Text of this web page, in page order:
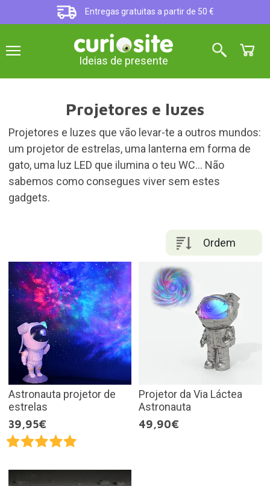
Entregas gratuitas a partir de 50 €
Ideias de presente
Projetores e luzes
Projetores e luzes que vão levar-te a outros mundos:
um projetor de estrelas, uma lanterna em forma de
gato, uma luz LED que ilumina o teu WC… Não
sabemos como consegues viver sem estes
gadgets.
Ordem
Astronauta projetor de
estrelas
39,95€
Projetor da Via Láctea
Astronauta
49,90€